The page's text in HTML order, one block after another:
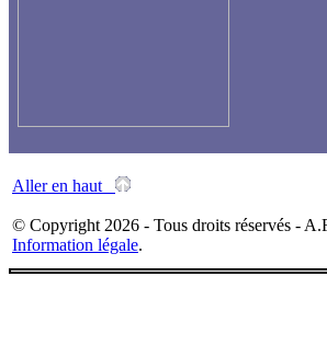
Aller en haut
© Copyright 2026 - Tous droits réservés -
Information légale.